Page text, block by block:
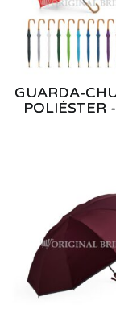
GUARDA-
POLIÉSTER